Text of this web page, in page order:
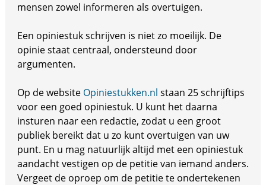
mensen zowel informeren als overtuigen.
Een opiniestuk schrijven is niet zo moeilijk. De
opinie staat centraal, ondersteund door
argumenten.
Op de website Opiniestukken.nl staan 25 schrijftips
voor een goed opiniestuk. U kunt het daarna
insturen naar een redactie, zodat u een groot
publiek bereikt dat u zo kunt overtuigen van uw
punt. En u mag natuurlijk altijd met een opiniestuk
aandacht vestigen op de petitie van iemand anders.
Vergeet de oproep om de petitie te ondertekenen